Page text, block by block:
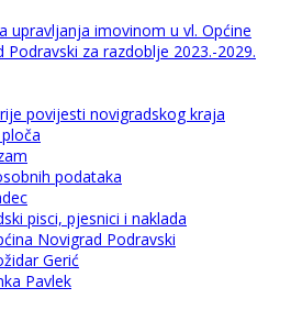
upravljanja imovinom u vl. Općine
Podravski za razdoblje 2023.-2029.
povijesti novigradskog kraja
podataka
pisci, pjesnici i naklada
Novigrad Podravski
Gerić
Pavlek